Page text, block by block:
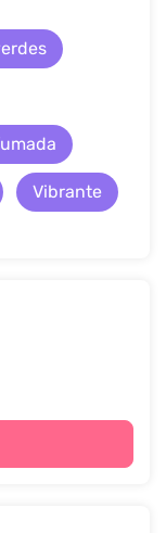
Vibrante